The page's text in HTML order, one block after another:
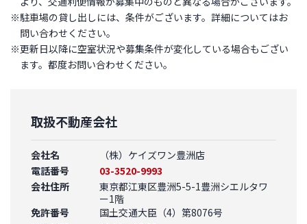
※駐車場の貸し出しには、条件がございます。詳細についてはお
問い合わせください。
※更新日以降に空室状況や募集条件が変化している場合もござい
ます。都度お問い合わせください。
取扱不動産会社
会社名
（株）ケイズワン豊洲店
電話番号
03-3520-9993
会社住所
東京都江東区豊洲5-5-1豊洲シエルタワ
ー1階
免許番号
国土交通大臣（4）第8076号